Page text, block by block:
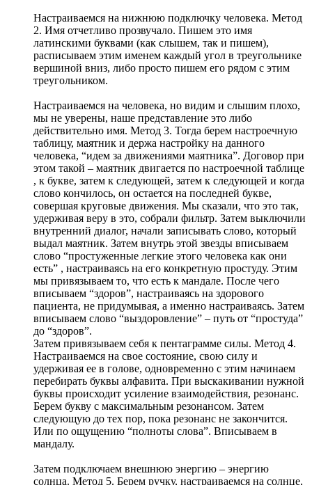
Настраиваемся на нижнюю подключку человека. Метод
2. Имя отчетливо прозвучало. Пишем это имя
латинскими буквами (как слышем, так и пишем),
расписываем этим именем каждый угол в треугольнике
вершиной вниз, либо просто пишем его рядом с этим
треугольником.
Настраиваемся на человека, но видим и слышим плохо,
мы не уверены, наше представление это либо
действительно имя. Метод 3. Тогда берем настроечную
таблицу, маятник и держа настройку на данного
человека, “идем за движениями маятника”. Договор при
этом такой – маятник двигается по настроечной таблице
, к букве, затем к следующей, затем к следующей и когда
слово кончилось, он остается на последней букве,
совершая круговые движения. Мы сказали, что это так,
удерживая веру в это, собрали фильтр. Затем выключили
внутренний диалог, начали записывать слово, который
выдал маятник. Затем внутрь этой звезды вписываем
слово “простуженные легкие этого человека как они
есть” , настраиваясь на его конкретную простуду. Этим
мы привязываем то, что есть к мандале. После чего
вписываем “здоров”, настраиваясь на здорового
пациента, не придумывая, а именно настраиваясь. Затем
вписываем слово “выздоровление” – путь от “простуда”
до “здоров”.
Затем привязываем себя к пентаграмме силы. Метод 4.
Настраиваемся на свое состояние, свою силу и
удерживая ее в голове, одновременно с этим начинаем
перебирать буквы алфавита. При выскакивании нужной
буквы происходит усиление взаимодействия, резонанс.
Берем букву с максимальным резонансом. Затем
следующую до тех пор, пока резонанс не закончится.
Или по ощущению “полноты слова”. Вписываем в
мандалу.
Затем подключаем внешнюю энергию – энергию
солнца. Метод 5. Берем ручку, настраиваемся на солнце,